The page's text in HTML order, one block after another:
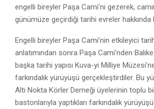
engelli bireyler Paşa Cami’ni gezerek,
günümüze geçirdiği tarihi evreler hakkında
Engelli bireyler Paşa Cami’nin etkileyici
anlatımından sonra Paşa Cami’nden
başka tarihi yapısı Kuva-yi Milliye
farkındalık yürüyüşü gerçekleştirdiler. Bu
Altı Nokta Körler Derneği üyelerinin toplu
bastonlarıyla yaptıkları farkındalık